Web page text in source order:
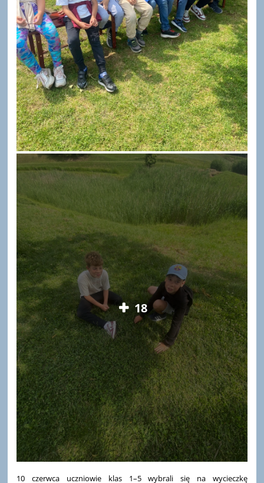
18
10 czerwca uczniowie klas 1–5 wybrali się na wycieczkę